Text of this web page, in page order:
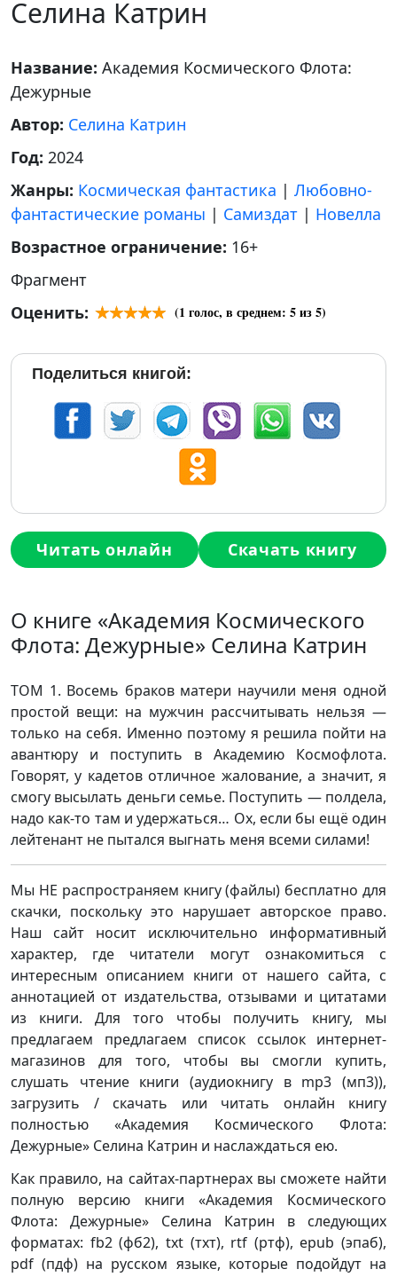
Селина Катрин
Название: Академия Космического Флота:
Дежурные
Автор: Селина Катрин
Год: 2024
Жанры: Космическая фантастика | Любовно-
фантастические романы | Самиздат | Новелла
Возрастное ограничение: 16+
Фрагмент
Оценить:
(1 голос, в среднем: 5из 5)
Поделиться книгой:
Читать онлайн Скачать книгу
О книге «Академия Космического
Флота: Дежурные» Селина Катрин
ТОМ 1. Восемь браков матери научили меня одной
простой вещи: на мужчин рассчитывать нельзя —
только на себя. Именно поэтому я решила пойти на
авантюру и поступить в Академию Космофлота.
Говорят, у кадетов отличное жалование, а значит, я
смогу высылать деньги семье. Поступить — полдела,
надо как-то там и удержаться… Ох, если бы ещё один
лейтенант не пытался выгнать меня всеми силами!
Мы НЕ распространяем книгу (файлы) бесплатно для
скачки, поскольку это нарушает авторское право.
Наш сайт носит исключительно информативный
характер, где читатели могут ознакомиться с
интересным описанием книги от нашего сайта, с
аннотацией от издательства, отзывами и цитатами
из книги. Для того чтобы получить книгу, мы
предлагаем предлагаем список ссылок интернет-
магазинов для того, чтобы вы смогли купить,
слушать чтение книги (аудиокнигу в mp3 (мп3)),
загрузить / скачать или читать онлайн книгу
полностью «Академия Космического Флота:
Дежурные» Селина Катрин и наслаждаться ею.
Как правило, на сайтах-партнерах вы сможете найти
полную версию книги «Академия Космического
Флота: Дежурные» Селина Катрин в следующих
форматах: fb2 (фб2), txt (тхт), rtf (ртф), epub (эпаб),
pdf (пдф) на русском языке, которые подойдут на